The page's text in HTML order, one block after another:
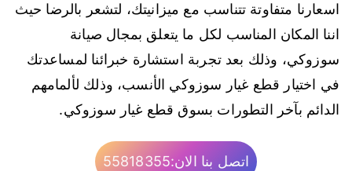
اسعارنا متفاوتة تتناسب مع ميزانيتك، لتشعر بالرضا حيث
اننا المكان المناسب لكل ما يتعلق بمجال صيانة
سوزوكي، وذلك بعد تجربة استشارة خبرائنا لمساعدتك
في اختيار قطع غيار سوزوكي الأنسب، وذلك لألمامهم
الدائم بآخر التطورات بسوق قطع غيار سوزوكي.
اتصل بنا الان:55818355